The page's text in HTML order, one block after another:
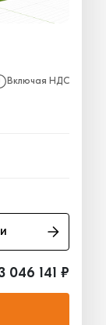
Включая НДС
1 480 729₽
340 318₽
046 141 ₽